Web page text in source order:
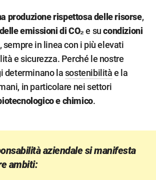
produzione rispettosa delle risorse,
emissioni di CO₂e sucondizioni
, sempre in linea con i più elevati
e sicurezza. Perché le nostre
determinano lasostenibilitàe la
in particolare nei settori
e chimico.
aziendale si manifesta
ambiti: